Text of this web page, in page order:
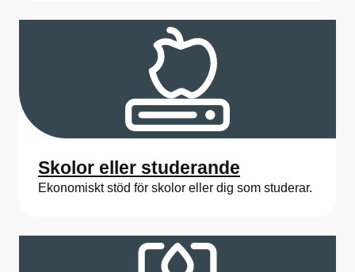
Skolor eller studerande
Ekonomiskt stöd för skolor eller dig som studerar.